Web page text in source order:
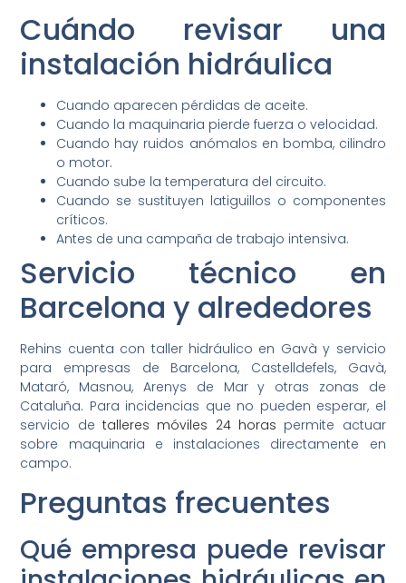
Cuándo revisar una
instalación hidráulica
Cuando aparecen pérdidas de aceite.
Cuando la maquinaria pierde fuerza o velocidad.
Cuando hay ruidos anómalos en bomba, cilindro
o motor.
Cuando sube la temperatura del circuito.
Cuando se sustituyen latiguillos o componentes
críticos.
Antes de una campaña de trabajo intensiva.
Servicio técnico en
Barcelona y alrededores
Rehins cuenta con taller hidráulico en Gavà y servicio
para empresas de Barcelona, Castelldefels, Gavà,
Mataró, Masnou, Arenys de Mar y otras zonas de
Cataluña. Para incidencias que no pueden esperar, el
servicio detalleres móviles 24 horas permite actuar
sobre maquinaria e instalaciones directamente en
campo.
Preguntas frecuentes
Qué empresa puede revisar